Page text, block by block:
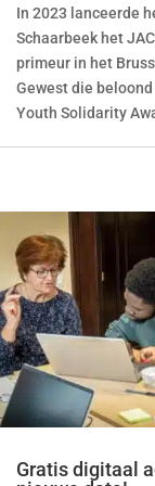
In 2023 lanceerde
Schaarbeek het
primeur in het
Gewest die
Youth Solidarity
Gratis digitaal